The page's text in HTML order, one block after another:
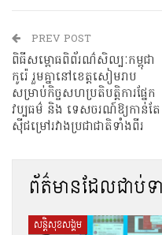
PREV POST
ពិធីសម្ពោធពិព័រណ៌សិល្បៈកម្ពុជា
កូរ៉េ រួមគ្នានៅខេត្ដសៀមរាប
សម្រាប់កិច្ចសហប្រតិបត្តិការផ្នែក
វប្បធម៌ និង ទេសចរណ៍ឱ្យកាន់តែ
ស៊ីជម្រៅរវាងប្រជាជាតិទាំងពីរ
ព័ត៌មានដែលជាប់
សន្តិសុខសង្គម